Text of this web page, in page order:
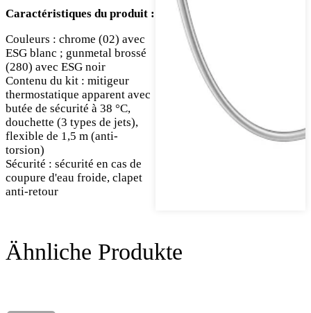
Caractéristiques du produit :
Couleurs : chrome (02) avec
ESG blanc ; gunmetal brossé
(280) avec ESG noir
Contenu du kit : mitigeur
thermostatique apparent avec
butée de sécurité à 38 °C,
douchette (3 types de jets),
flexible de 1,5 m (anti-
torsion)
Sécurité : sécurité en cas de
coupure d'eau froide, clapet
anti-retour
Ähnliche Produkte